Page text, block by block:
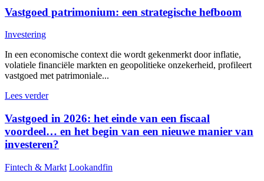
Vastgoed patrimonium: een strategische hefboom
Investering
In een economische context die wordt gekenmerkt door inflatie,
volatiele financiële markten en geopolitieke onzekerheid, profileert
vastgoed met patrimoniale...
Lees verder
Vastgoed in 2026: het einde van een fiscaal
voordeel… en het begin van een nieuwe manier van
investeren?
Fintech & Markt Lookandfin